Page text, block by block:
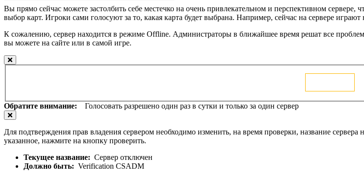
Вы прямо сейчас можете застолбить себе местечко на очень привлекательном и перспективном
выбор карт. Игроки сами голосуют за то, какая карта будет выбрана. Например, сейчас на сервере играют
К сожалению, сервер находится в режиме Offline. Администраторы в ближайшее время решат все
вы можете на сайте или в самой игре.
Обратите внимание: Голосовать разрешено один раз в сутки и только за один сервер
Для подтверждения прав владения сервером необходимо изменить, на время проверки, название сервера
указанное, нажмите на кнопку проверить.
Текущее название: Сервер отключен
Должно быть: Verification CSADM